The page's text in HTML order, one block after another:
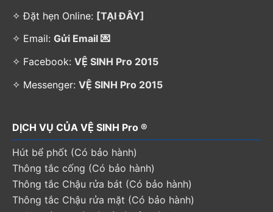
✧ Đặt hẹn Online: [TẠI ĐÂY]
✧ Email: Gửi Email 💌
✧ Facebook: VỆ SINH Pro 2015
✧ Messenger: VỆ SINH Pro 2015
DỊCH VỤ CỦA VỆ SINH Pro ®
Hút bể phốt (Có bảo hành)
Thông tắc cống (Có bảo hành)
Thông tắc Chậu rửa bát (Có bảo hành)
Thông tắc Chậu rửa mặt (Có bảo hành)